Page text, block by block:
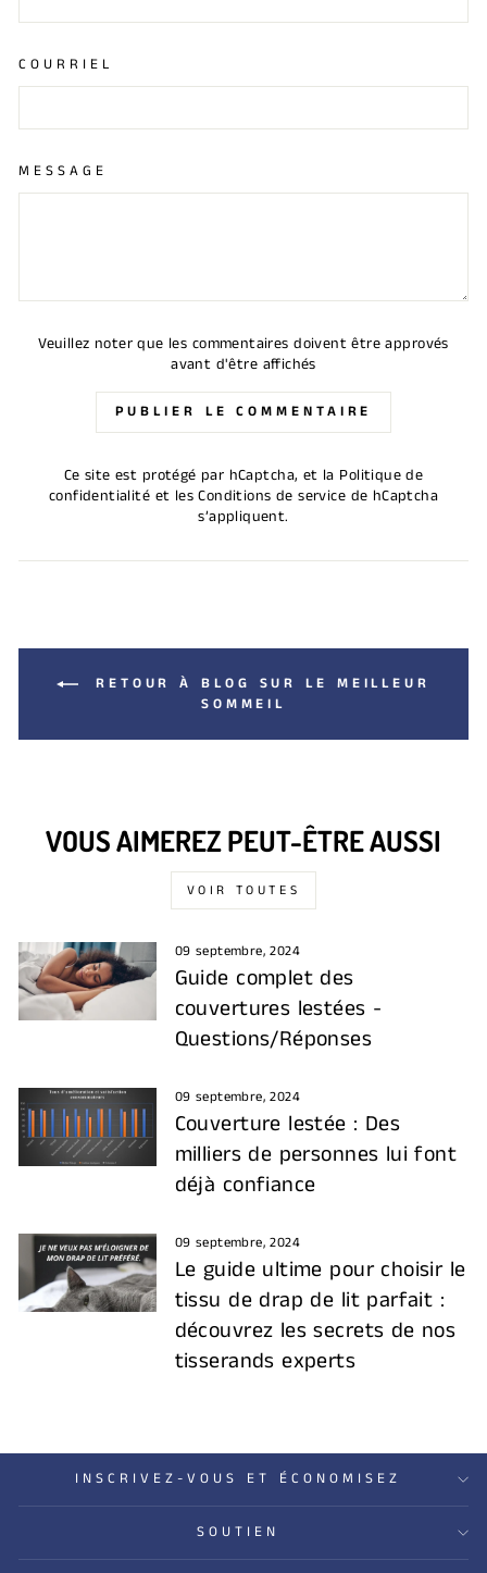
COURRIEL
MESSAGE
Veuillez noter que les commentaires doivent être approvés
avant d'être affichés
PUBLIER LE COMMENTAIRE
Ce site est protégé par hCaptcha, et la Politique de
confidentialité et lesConditions de service de hCaptcha
s’appliquent.
RETOUR À BLOG SUR LE MEILLEUR
SOMMEIL
VOUS AIMEREZ PEUT-ÊTRE AUSSI
VOIR TOUTES
09 septembre, 2024
Guide complet des
couvertures lestées -
Questions/Réponses
09 septembre, 2024
Couverture lestée : Des
milliers de personnes lui font
déjà confiance
09 septembre, 2024
Le guide ultime pour choisir le
tissu de drap de lit parfait :
découvrez les secrets de nos
tisserands experts
INSCRIVEZ-VOUS ET ÉCONOMISEZ
SOUTIEN